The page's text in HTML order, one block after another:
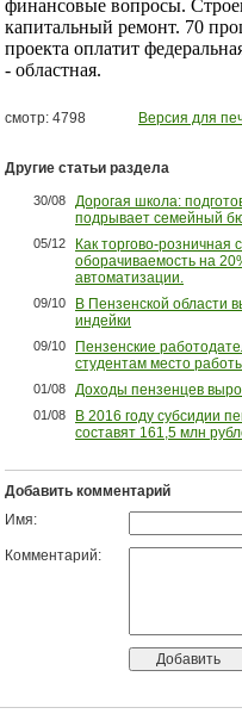
финансовые вопросы.
капитальный ремонт. 70
проекта оплатит
- областная.
смотр: 4798 Версия для
Другие статьи раздела
30/08
Дорогая школа:
подрывает семейный
05/12
Как торгово-розничная
оборачиваемость на
автоматизации.
09/10
В Пензенской области
индейки
09/10
Пензенские
студентам место
01/08 Доходы пензенцев
01/08
В 2016 году субсидии
составят 161,5 млн
Добавить комментарий
Имя:
Комментарий: